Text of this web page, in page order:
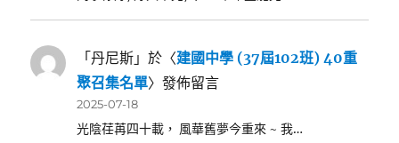
「丹尼斯 」於〈建國中學 (37屆102班) 40重
聚召集名單〉發佈留言
2025-07-18
光陰荏苒四十載， 風華舊夢今重來 ~ 我…